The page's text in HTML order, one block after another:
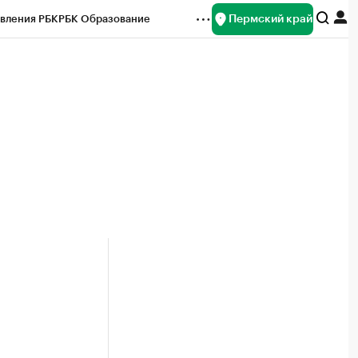
РБКРБК Образование Пермский край